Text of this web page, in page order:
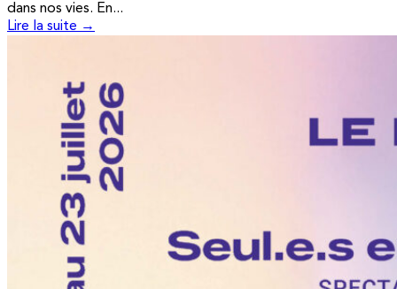
dans nos vies. En...
Lire la suite →